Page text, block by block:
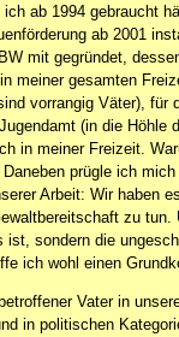
ab 1994 gebraucht
ab 2001
mit gegründet,
meiner gesamten
vorrangig Väter),
(in die Höhle
in meiner Freizeit.
prügle ich
Arbeit: Wir haben
zu
ist, sondern die
ich wohl einen
Vater in
in politischen